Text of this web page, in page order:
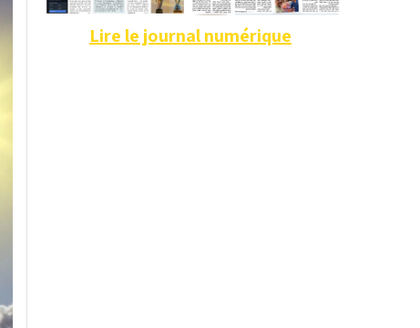
Lire le journal numérique